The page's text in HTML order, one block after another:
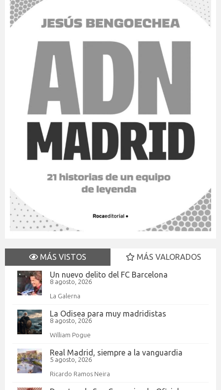
MÁS VISTOS
MÁS VALORADOS
Un nuevo delito del FC Barcelona
8 agosto, 2026
La Galerna
La Odisea para muy madridistas
8 agosto, 2026
William Pogue
Real Madrid, siempre a la vanguardia
5 agosto, 2026
Ricardo Ramos Neira